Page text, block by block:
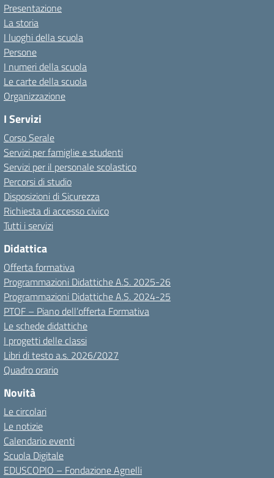
Presentazione
La storia
I luoghi della scuola
Persone
I numeri della scuola
Le carte della scuola
Organizzazione
I Servizi
Corso Serale
Servizi per famiglie e studenti
Servizi per il personale scolastico
Percorsi di studio
Disposizioni di Sicurezza
Richiesta di accesso civico
Tutti i servizi
Didattica
Offerta formativa
Programmazioni Didattiche A.S. 2025-26
Programmazioni Didattiche A.S. 2024-25
PTOF – Piano dell’offerta Formativa
Le schede didattiche
I progetti delle classi
Libri di testo a.s. 2026/2027
Quadro orario
Novità
Le circolari
Le notizie
Calendario eventi
Scuola Digitale
EDUSCOPIO – Fondazione Agnelli